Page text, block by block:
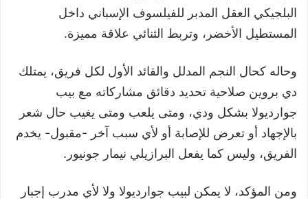
البلجيكي العقل المدبر للفيلسوف الإسباني داخل
المستطيل الأخضر، وتربط الثنائي علاقة مميزة.
وحاله كحال النجم المدلل والقائد الأول لكل فريق، يمتلك
دي بروين صلاحية تحديد دقائق مشاركاته مع بيب
جوارديولا بشكل ودي، ومتى يلعب ومتى يغيب حال شعر
بالإجهاد أو تعرض للإصابة أو لأي سبب آخر -مقبول- يخدم
الفريق، وليس كما يفعل البرازيلي نيمار جونيور.
ومن المؤكد، لا يمكن لبيب جوارديولا ولا لأي مدرب إجبار